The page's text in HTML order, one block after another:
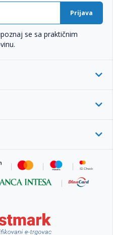
Prijava
se sa praktičnim